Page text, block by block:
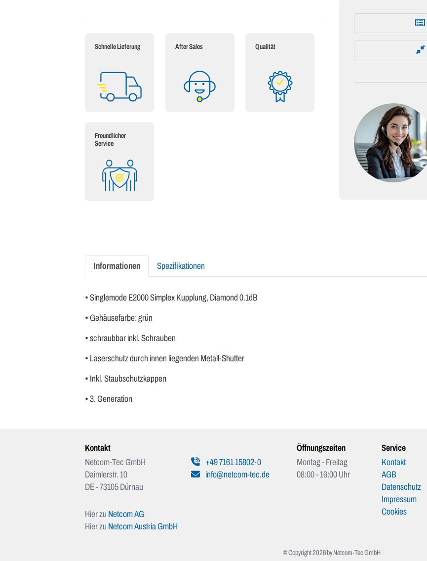
Schnelle Lieferung After Sales Qualität
Freundlicher
Service
Informationen Spezifikationen
• Singlemode E2000 Simplex Kupplung, Diamond 0.1dB
• Gehäusefarbe: grün
• schraubbar inkl. Schrauben
• Laserschutz durch innen liegenden Metall-Shutter
• Inkl. Staubschutzkappen
• 3. Generation
Kontakt
Netcom-Tec GmbH
Daimlerstr. 10
DE - 73105 Dürnau
+49 7161 15802-0
info@netcom-tec.de
Hier zu Netcom AG
Hier zu Netcom Austria GmbH
Öffnungszeiten
Montag - Freitag
08:00 - 16:00 Uhr
Service
Kontakt
AGB
Datenschutz
Impressum
Cookies
© Copyright 2026 by Netcom-Tec GmbH